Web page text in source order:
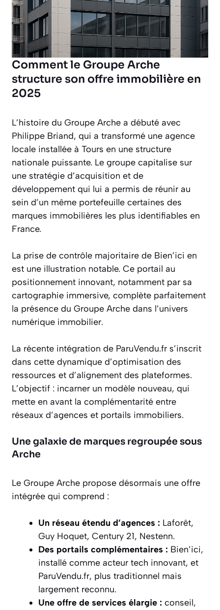
Comment le Groupe Arche
structure son offre immobilière en
2025
L’histoire du Groupe Arche a débuté avec
Philippe Briand, qui a transformé une agence
locale installée à Tours en une structure
nationale puissante. Le groupe capitalise sur
une stratégie d’acquisition et de
développement qui lui a permis de réunir au
sein d’un même portefeuille certaines des
marques immobilières les plus identifiables en
France.
La prise de contrôle majoritaire de Bien’ici en
est une illustration notable. Ce portail au
positionnement innovant, notamment par sa
cartographie immersive, complète parfaitement
la présence du Groupe Arche dans l’univers
numérique immobilier.
La récente intégration de ParuVendu.fr s’inscrit
dans cette dynamique d’optimisation des
ressources et d’alignement des plateformes.
L’objectif : incarner un modèle nouveau, qui
mette en avant la complémentarité entre
réseaux d’agences et portails immobiliers.
Une galaxie de marques regroupée sous
Arche
Le Groupe Arche propose désormais une offre
intégrée qui comprend :
Un réseau étendu d’agences : Laforêt,
Guy Hoquet, Century 21, Nestenn.
Des portails complémentaires : Bien’ici,
installé comme acteur tech innovant, et
ParuVendu.fr, plus traditionnel mais
largement reconnu.
Une offre de services élargie : conseil,